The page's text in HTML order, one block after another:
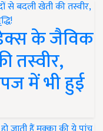
के जैविक
तस्वीर,
में भी हुई